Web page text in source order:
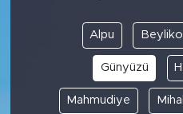
Alpu
Günyüzü
Mahmudiye